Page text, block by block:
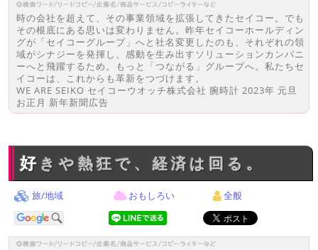
時の会社を超えて、その事業領域を拡張してきたセイコー。でも
その根底にある思いは変わりません。昨年セイコーホールディン
グが「セイコーグループ」へと社名変更したのも、それぞれの領
域がシナジーを発揮し、感動を生み出すソリューションカンパニ
ーへと飛躍するため。もっと「つながる」グループへ。私たちセ
イコーは、これからも革新をつづけます。
WE ARE SEIKO セイコーウオッチ株式会社 腕時計 2023年 元旦
お正月 新年新聞広告
好きや熱狂で、経済は回る。
旅/地域 おもしろい 全般